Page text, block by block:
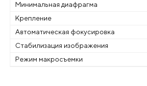
Минимальная диафрагма
Крепление
Автоматическая фокусировка
Стабилизация изображения
Режим макросъемки